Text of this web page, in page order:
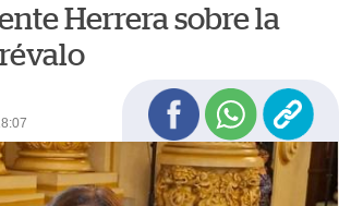
Herrera sobre la